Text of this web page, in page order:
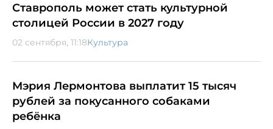
Ставрополь может стать культурной
столицей России в 2027 году
02 сентября, 11:18Культура
Мэрия Лермонтова выплатит 15 тысяч
рублей за покусанного собаками
ребёнка